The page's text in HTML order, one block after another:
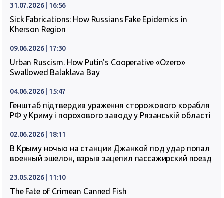
31.07.2026 | 16:56
Sick Fabrications: How Russians Fake Epidemics in
Kherson Region
09.06.2026 | 17:30
Urban Ruscism. How Putin’s Cooperative «Ozero»
Swallowed Balaklava Bay
04.06.2026 | 15:47
Генштаб підтвердив ураження сторожового корабля
РФ у Криму і порохового заводу у Рязанській області
02.06.2026 | 18:11
В Крыму ночью на станции Джанкой под удар попал
военный эшелон, взрыв зацепил пассажирский поезд
23.05.2026 | 11:10
The Fate of Crimean Canned Fish